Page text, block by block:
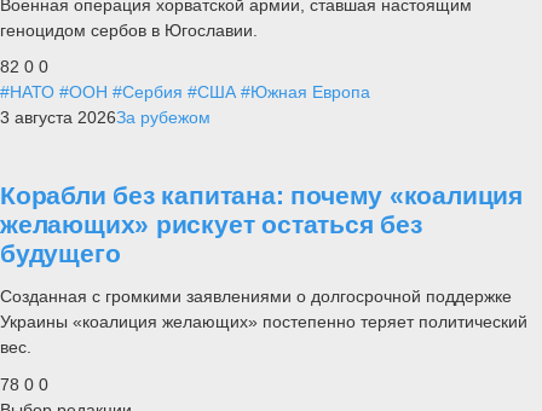
Военная операция хорватской армии, ставшая настоящим
геноцидом сербов в Югославии.
82 0 0
#НАТО #ООН #Сербия #США #Южная Европа
3 августа 2026За рубежом
Корабли без капитана: почему «коалиция
желающих» рискует остаться без
будущего
Созданная с громкими заявлениями о долгосрочной поддержке
Украины «коалиция желающих» постепенно теряет политический
вес.
78 0 0